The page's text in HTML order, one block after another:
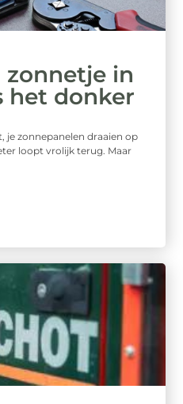
zonnetje in
het donker
je zonnepanelen draaien op
loopt vrolijk terug. Maar